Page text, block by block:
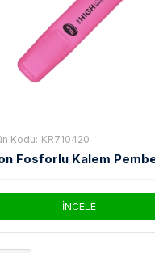
Kodu: KR710420
Fosforlu Kalem
İNCELE